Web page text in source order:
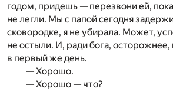
годом, придешь — перезвони ей,
не легли. Мы с папой сегодня
сковородке, я не убирала. Может,
не остыли. И, ради бога,
в первый же день.
— Хорошо.
— Хорошо — что?